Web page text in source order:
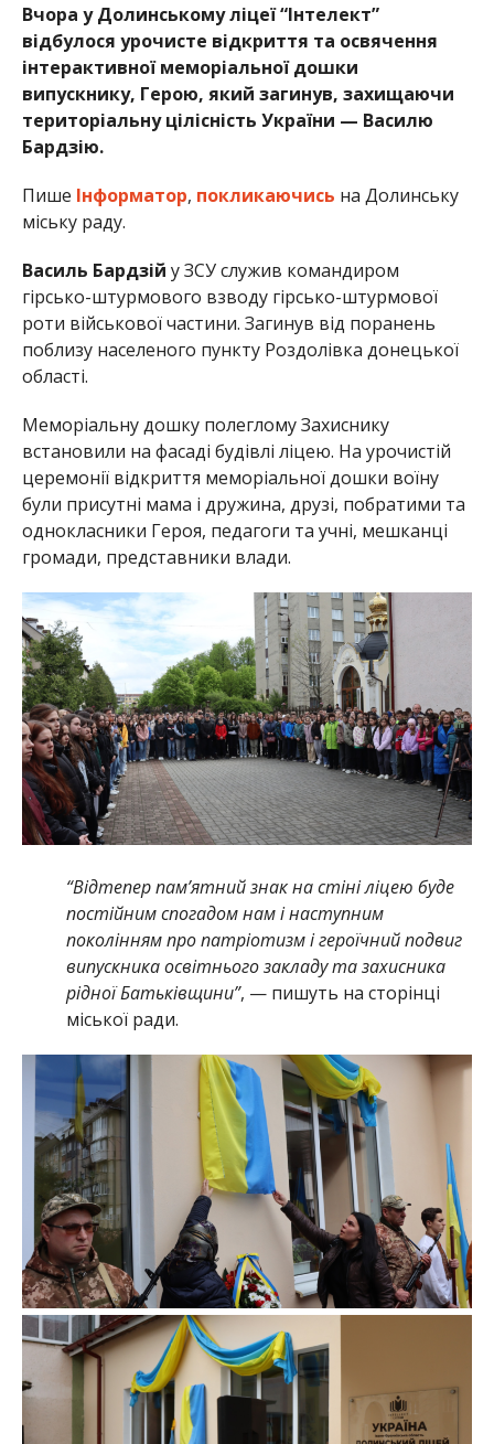
Вчора у Долинському ліцеї “Інтелект”
відбулося урочисте відкриття та освячення
інтерактивної меморіальної дошки
випускнику, Герою, який загинув, захищаючи
територіальну цілісність України — Василю
Бардзію.
Пише Інформатор, покликаючись на Долинську
міську раду.
Василь Бардзій у ЗСУ служив командиром
гірсько-штурмового взводу гірсько-штурмової
роти військової частини. Загинув від поранень
поблизу населеного пункту Роздолівка донецької
області.
Меморіальну дошку полеглому Захиснику
встановили на фасаді будівлі ліцею. На урочистій
церемонії відкриття меморіальної дошки воїну
були присутні мама і дружина, друзі, побратими та
однокласники Героя, педагоги та учні, мешканці
громади, представники влади.
“Відтепер пам’ятний знак на стіні ліцею буде
постійним спогадом нам і наступним
поколінням про патріотизм і героїчний подвиг
випускника освітнього закладу та захисника
рідної Батьківщини”, — пишуть на сторінці
міської ради.